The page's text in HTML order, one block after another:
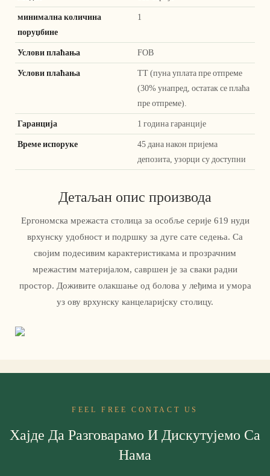
минимална количина
поруџбине
1
Услови плаћања FOB
Услови плаћања
ТТ (пуна уплата пре отпреме
(30% унапред, остатак се плаћа
пре отпреме).
Гаранција 1 година гаранције
Време испоруке
45 дана након пријема
депозита, узорци су доступни
Детаљан опис производа
Ергономска мрежаста столица за особље серије 619 нуди
врхунску удобност и подршку за дуге сате седења. Са
својим подесивим карактеристикама и прозрачним
мрежастим материјалом, савршен је за сваки радни
простор. Доживите олакшање од болова у леђима и умора
уз ову врхунску канцеларијску столицу.
FEEL FREE CONTACT US
Хајде Да Разговарамо И Дискутујемо Са
Нама